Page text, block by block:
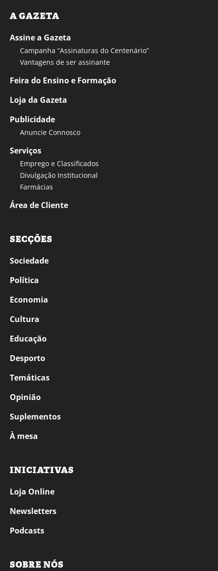
A GAZETA
Assine a Gazeta
Campanha “Assinaturas do Centenário”
Vantagens de ser assinante
Feira do Ensino e Formação
Loja da Gazeta
Publicidade
Anuncie Connosco
Serviços
Emprego e Classificados
Divulgação Institucional
Farmácias
Área de Cliente
SECÇÕES
Sociedade
Política
Economia
Cultura
Educação
Desporto
Temáticas
Opinião
Suplementos
À mesa
INICIATIVAS
Loja Online
Newsletters
Podcasts
SOBRE NÓS